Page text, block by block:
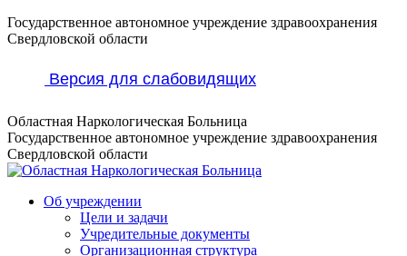
Перейти
к
Государственное автономное учреждение здравоохранения
Свердловской области
Версия для слабовидящих
Областная Наркологическая Больница
Государственное автономное учреждение здравоохранения
Свердловской области
Об учреждении
Цели и задачи
Учредительные документы
Организационная структура